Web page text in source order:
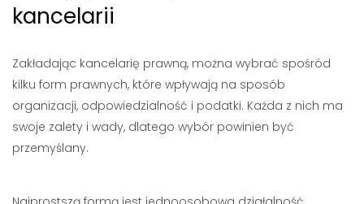
kancelarii
Zakładając kancelarię prawną, można wybrać spośród
kilku form prawnych, które wpływają na sposób
organizacji, odpowiedzialność i podatki. Każda z nich ma
swoje zalety i wady, dlatego wybór powinien być
przemyślany.